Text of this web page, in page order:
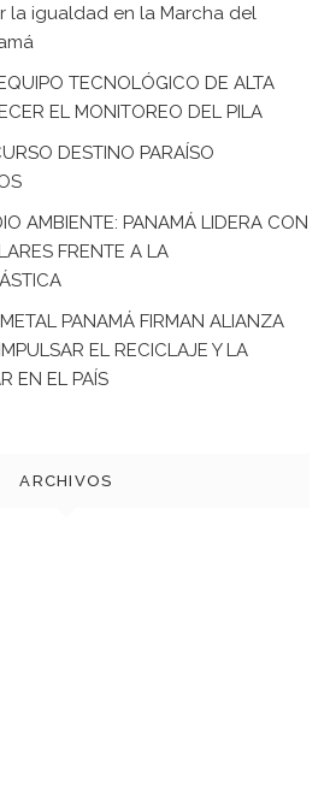
la igualdad en la Marcha del
TECNOLÓGICO DE ALTA
EL MONITOREO DEL PILA
DESTINO PARAÍSO
AMBIENTE: PANAMÁ LIDERA CON
FRENTE A LA
PANAMÁ FIRMAN ALIANZA
EL RECICLAJE Y LA
EN EL PAÍS
ARCHIVOS